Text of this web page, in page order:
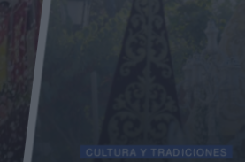
CULTURA Y TRADICIONES